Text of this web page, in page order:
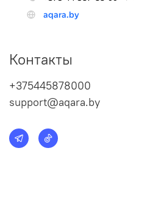
Контакты
+375445878000
support@aqara.by